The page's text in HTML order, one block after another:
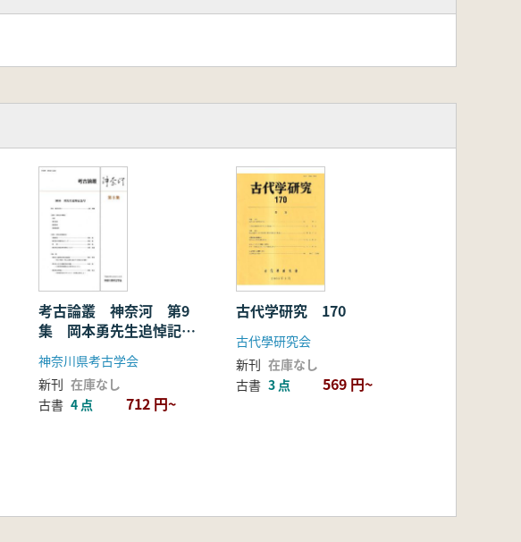
考古論叢 神奈河 第9
集 岡本勇先生追悼記念
号
神奈川県考古学会
新刊 在庫なし
古書 4 点 712 円~
古代学研究 170
古代學研究会
新刊 在庫なし
古書 3 点 569 円~